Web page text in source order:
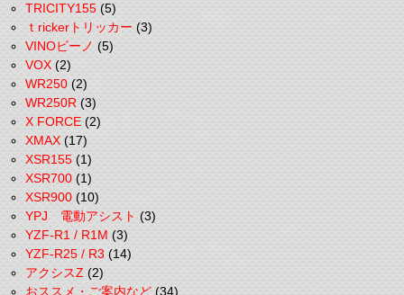
TRICITY155(5)
ｔrickerトリッカー(3)
VINOビーノ(5)
VOX(2)
WR250(2)
WR250R(3)
X FORCE(2)
XMAX(17)
XSR155(1)
XSR700(1)
XSR900(10)
YPJ 電動アシスト(3)
YZF-R1 / R1M(3)
YZF-R25 / R3(14)
アクシスZ(2)
おススメ・ご案内など(34)